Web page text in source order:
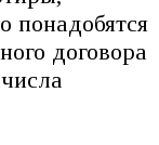
понадобятся
договора